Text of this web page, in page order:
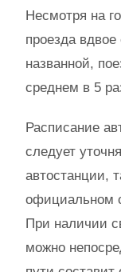
Несмотря на
проезда вдвое
названной,
среднем в 5
Расписание
следует
автостанции,
официальном
При наличии
можно